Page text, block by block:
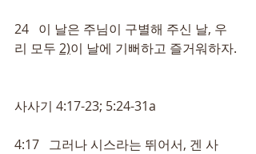
24   이 날은 주님이 구별해 주신 날, 우
리 모두 2)이 날에 기뻐하고 즐거워하자.
사사기 4:17-23; 5:24-31a
4:17   그러나 시스라는 뛰어서, 겐 사